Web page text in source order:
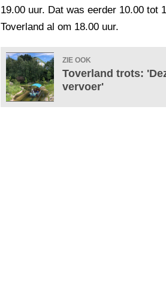
19.00 uur. Dat was eerder 10.00 tot
Toverland al om 18.00 uur.
ZIE OOK
Toverland trots:
vervoer'